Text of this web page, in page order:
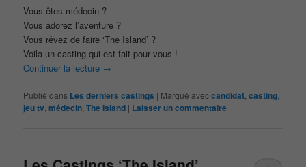
Vous êtes médecin ?
Vous adorez l’aventure ?
Vous rêvez de faire ‘The Island’ ?
Voila un casting qui est fait pour vous !
Continuer la lecture →
Publié dans Les derniers castings | Marqué aveccandidat ,casting
jeu tv ,médecin ,The Island | Laisser un commentaire